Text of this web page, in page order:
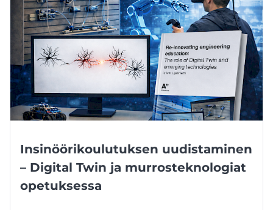
Insinöörikoulutuksen uudistaminen
– Digital Twin ja murrosteknologiat
opetuksessa